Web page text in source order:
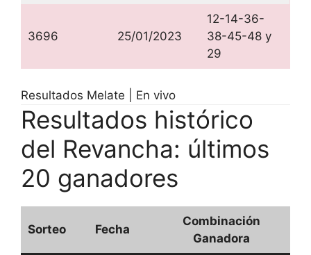
3696 25/01/2023
12-14-36-
38-45-48 y
29
Resultados Melate | En vivo
Resultados histórico
del Revancha: últimos
20 ganadores
Sorteo Fecha
Combinación
Ganadora